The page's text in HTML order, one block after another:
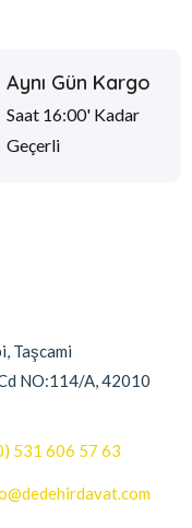
Aynı Gün Kargo
Saat 16:00' Kadar
Geçerli
Taşcami
NO:114/A, 42010
531 606 57 63